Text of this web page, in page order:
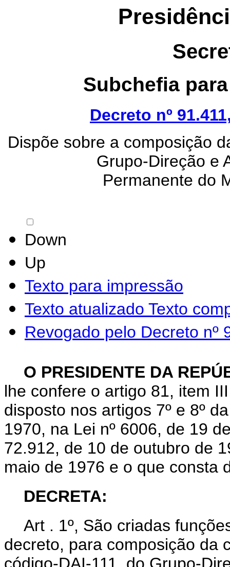
Subchefia
Decreto nº
Dispõe sobre a composição
Grupo-Direção e
Permanente do
Down
Up
Texto para impressão
Texto atualizado Texto
Revogado pelo Decreto nº
O PRESIDENTE DA
lhe confere o artigo 81, item
disposto nos artigos 7º e 8º
1970, na Lei nº 6006, de 19
72.912, de 10 de outubro de
maio de 1976 e o que consta
DECRETA:
Art . 1º, São criadas
decreto, para composição da